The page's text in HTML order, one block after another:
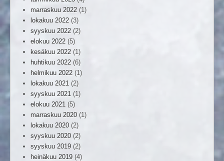
marraskuu 2022 (1)
lokakuu 2022 (3)
syyskuu 2022 (2)
elokuu 2022 (5)
kesäkuu 2022 (1)
huhtikuu 2022 (6)
helmikuu 2022 (1)
lokakuu 2021 (2)
syyskuu 2021 (1)
elokuu 2021 (5)
marraskuu 2020 (1)
lokakuu 2020 (2)
syyskuu 2020 (2)
syyskuu 2019 (2)
heinäkuu 2019 (4)